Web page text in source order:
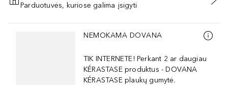
PRIDĖTI Į KREPŠELĮ
Parduotuvės, kuriose galima įsigyti
Praleisti slankiklį
NEMOKAMA DOVANA
TIK INTERNETE! Perkant 2 ar daugiau
KÉRASTASE produktus - DOVANA
KÉRASTASE plaukų gumytė.